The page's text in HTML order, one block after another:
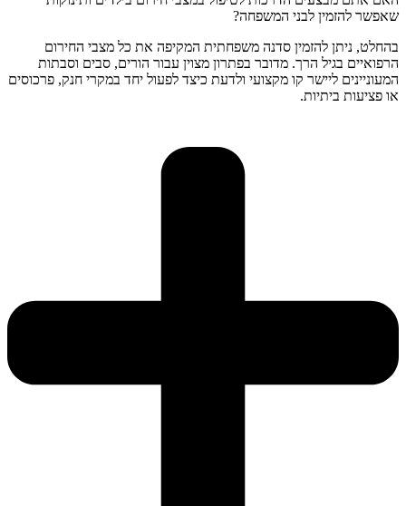
שאפשר להזמין לבני המשפחה?
בהחלט, ניתן להזמין סדנה משפחתית המקיפה את כל מצבי החירום
הרפואיים בגיל הרך. מדובר בפתרון מצוין עבור הורים, סבים וסבתות
המעוניינים ליישר קו מקצועי ולדעת כיצד לפעול יחד במקרי חנק, פרכוסים
או פציעות ביתיות.